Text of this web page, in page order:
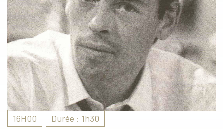
16H00 Durée : 1h30